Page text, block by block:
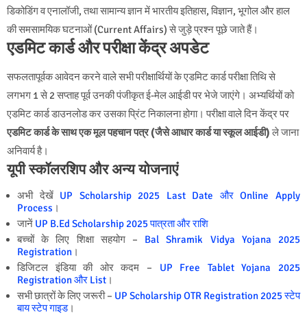
डिकोडिंग व एनालॉजी, तथा सामान्य ज्ञान में भारतीय इतिहास, विज्ञान, भूगोल और हाल
की समसामयिक घटनाओं (Current Affairs) से जुड़े प्रश्न पूछे जाते हैं।
एडमिट कार्ड और परीक्षा केंद्र अपडेट
सफलतापूर्वक आवेदन करने वाले सभी परीक्षार्थियों के एडमिट कार्ड परीक्षा तिथि से
लगभग 1 से 2 सप्ताह पूर्व उनकी पंजीकृत ई-मेल आईडी पर भेजे जाएंगे। अभ्यर्थियों को
एडमिट कार्ड डाउनलोड कर उसका प्रिंट निकालना होगा। परीक्षा वाले दिन केंद्र पर
एडमिट कार्ड के साथ एक मूल पहचान पत्र (जैसे आधार कार्ड या स्कूल आईडी)ले जाना
अनिवार्य है।
यूपी स्कॉलरशिप और अन्य योजनाएं
अभी देखें UP Scholarship 2025 Last Date और Online Apply
Process ।
जानें UP B.Ed Scholarship 2025 पात्रता और राशि
बच्चों के लिए शिक्षा सहयोग –
Bal Shramik Vidya Yojana 2025
Registration ।
डिजिटल इंडिया की ओर कदम –
UP Free Tablet Yojana 2025
Registration और List ।
सभी छात्रों के लिए जरूरी – UP Scholarship OTR Registration 2025 स्टेप
बाय स्टेप गाइड।